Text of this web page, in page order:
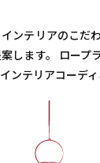
インテリアのこだ
します。 ロープ
ンテリアコーディ